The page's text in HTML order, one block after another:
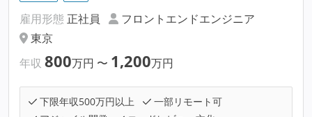
雇用形態 正社員
フロントエンドエンジニア
東京
年収 800万円 〜 1,200万円
下限年収500万円以上
一部リモート可